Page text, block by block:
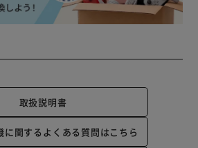
取扱説明書
に関するよくある質問はこちら